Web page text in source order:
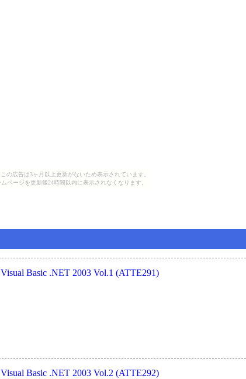
の広告は3ヶ月以上更新がないため表示されています。
ムページを更新後24時間以内に表示されなくなります。
Basic .NET 2003 Vol.1 (ATTE291)
Basic .NET 2003 Vol.2 (ATTE292)